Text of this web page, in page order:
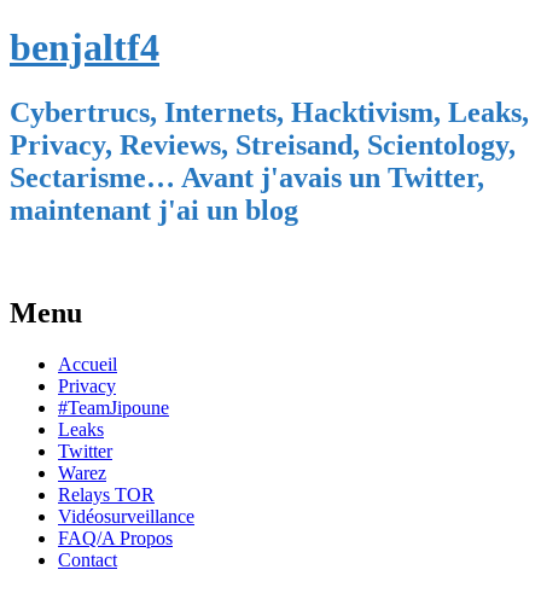
benjaltf4
Cybertrucs, Internets, Hacktivism, Leaks,
Privacy, Reviews, Streisand, Scientology,
Sectarisme… Avant j'avais un Twitter,
maintenant j'ai un blog
Menu
Skip
content
Accueil
Privacy
#TeamJipoune
Leaks
Twitter
Warez
Relays TOR
Vidéosurveillance
FAQ/A Propos
Contact